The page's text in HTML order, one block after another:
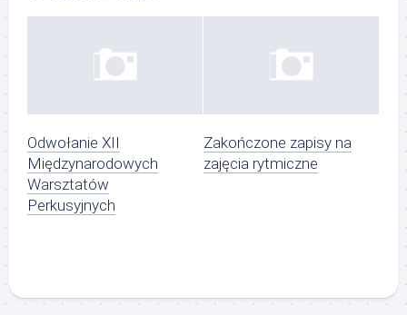
Odwołanie XII
Międzynarodowych
Warsztatów
Perkusyjnych
Zakończone zapisy na
zajęcia rytmiczne